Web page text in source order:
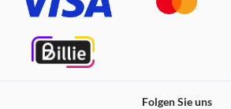
Folgen Sie uns